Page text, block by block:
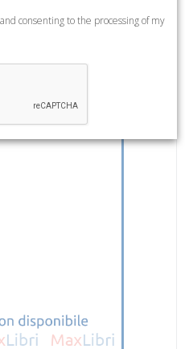
and consenting to the processing of my